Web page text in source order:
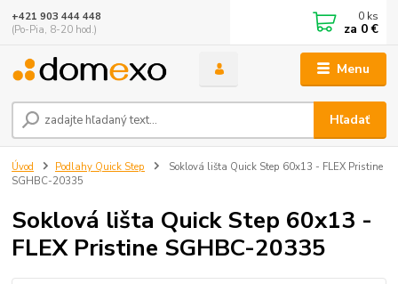
Menu
Hľadať
+421 903 444 448
(Po-Pia, 8-20 hod.)
0 ks
za 0 €
Úvod Podlahy Quick Step
Soklová lišta Quick Step 60x13 - FLEX Pristine
SGHBC-20335
Soklová lišta Quick Step 60x13 -
FLEX Pristine SGHBC-20335